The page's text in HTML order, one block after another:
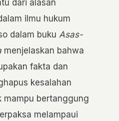
dari alasan
ilmu hukum
dalam buku Asas-
menjelaskan bahwa
fakta dan
kesalahan
mampu bertanggung
melampaui